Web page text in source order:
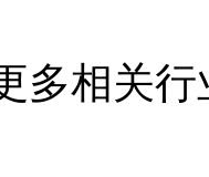
多相关行